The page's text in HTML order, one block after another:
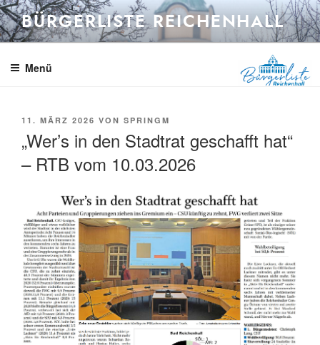
Zum
Inhalt
springen
BÜRGERLISTE REICHENHALL
Menü
VERÖFFENTLICHT
11. MÄRZ 2026 VON SPRINGM
„Wer’s in den Stadtrat geschafft hat“
– RTB vom 10.03.2026